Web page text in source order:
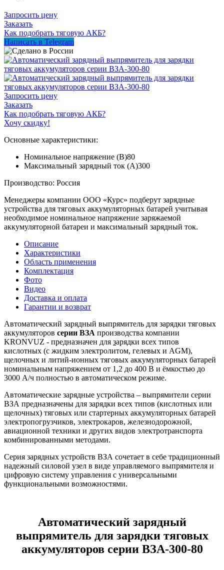
Запросить цену
Заказать
Как подобрать тяговую АКБ?
Написать в Telegram
Запросить цену
Заказать
Как подобрать тяговую АКБ?
Хочу скидку!
Основные характеристики:
Номинальное напряжение (В)80
Максимальный зарядный ток (А)300
Производство: Россия
Менеджеры компании ООО «Курс» подберут зарядные
устройства для тяговых аккумуляторных батарей учитывая
необходимое номинальное напряжение заряжаемой
аккумуляторной батареи и максимальный зарядный ток.
Описание
Характеристики
Область применения
Комплектация
Фото
Видео
Доставка и оплата
Гарантии и возврат
Автоматический зарядный выпрямитель для зарядки тяговых
аккумуляторов серии ВЗА производства компании
KRONVUZ - предназначен для зарядки всех типов
кислотных (с жидким электролитом, гелевых и AGM),
щелочных и литий-ионных тяговых аккумуляторных батарей
номинальным напряжением от 1,2 до 400 В и ёмкостью до
3000 А/ч полностью в автоматическом режиме.
Автоматические зарядные устройства – выпрямители серии
ВЗА предназначены для зарядки всех типов (кислотных или
щелочных) тяговых или стартерных аккумуляторных батарей
электропогрузчиков, электрокаров, железнодорожной,
авиационной техники и других видов электротранспорта
комбинированными методами.
Серия зарядных устройств ВЗА сочетает в себе традиционный
надежный силовой узел в виде управляемого выпрямителя и
цифровую систему управления с универсальными
функциональными возможностями.
Автоматический зарядный
выпрямитель для зарядки тяговых
аккумуляторов серии ВЗА-300-80